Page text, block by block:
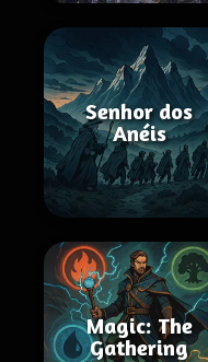
Senhor dos
Anéis
Magic: The
Gathering